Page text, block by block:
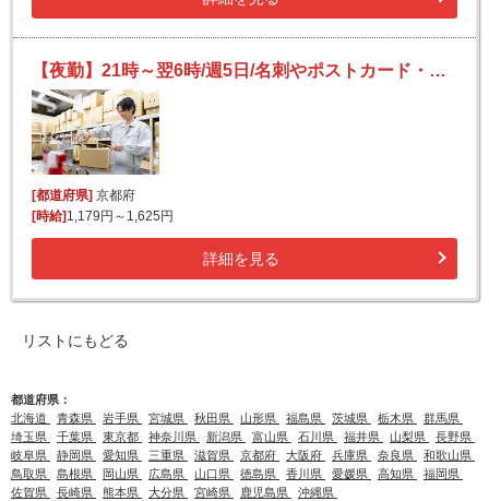
【夜勤】21時～翌6時/週5日/名刺やポストカード・雑誌などの発送作業/長期歓迎
[都道府県]京都府
[時給]1,179円～1,625円
詳細を見る
リストにもどる
都道府県：
北海道
青森県 岩手県 宮城県 秋田県 山形県 福島県 茨城県 栃木県
群馬県
埼玉県
千葉県 東京都 神奈川県 新潟県 富山県 石川県 福井県 山梨県
長野県
岐阜県
静岡県 愛知県 三重県 滋賀県 京都府 大阪府 兵庫県 奈良県
和歌山県
鳥取県
島根県 岡山県 広島県 山口県 徳島県 香川県 愛媛県 高知県
福岡県
佐賀県
長崎県 熊本県 大分県 宮崎県 鹿児島県 沖縄県